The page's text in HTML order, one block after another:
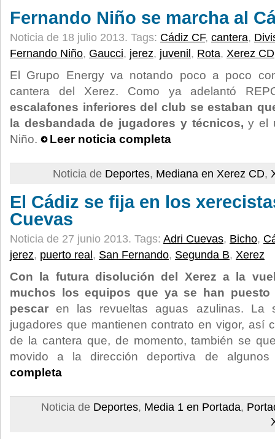
Fernando Niño se marcha al
Noticia de 18 julio 2013. Tags: Cádiz CF, cantera,
Fernando Niño, Gaucci, jerez, juvenil , Rota, Xerez CD
El Grupo Energy va notando poco a poco
cantera del Xerez. Como ya adelantó
escalafones inferiores del club se estaban
la desbandada de jugadores y técnicos, y el
Niño.
Leer noticia completa
Noticia de Deportes, Mediana en Xerez CD,
El Cádiz se fija en los
Cuevas
Noticia de 27 junio 2013. Tags: Adri Cuevas, Bicho,
jerez, puerto real , San Fernando, Segunda B, Xerez
Con la futura disolución del Xerez a la
muchos los equipos que ya se han
pescar en las revueltas aguas azulinas. La
jugadores que mantienen contrato en vigor, así
de la cantera que, de momento, también se
movido a la dirección deportiva de
completa
Noticia de Deportes, Media 1 en Portada,